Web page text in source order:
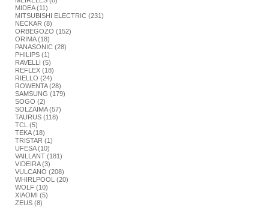
MIDEA (11)
MITSUBISHI ELECTRIC (231)
NECKAR (8)
ORBEGOZO (152)
ORIMA (18)
PANASONIC (28)
PHILIPS (1)
RAVELLI (5)
REFLEX (18)
RIELLO (24)
ROWENTA (28)
SAMSUNG (179)
SOGO (2)
SOLZAIMA (57)
TAURUS (118)
TCL (5)
TEKA (18)
TRISTAR (1)
UFESA (10)
VAILLANT (181)
VIDEIRA (3)
VULCANO (208)
WHIRLPOOL (20)
WOLF (10)
XIAOMI (5)
ZEUS (8)